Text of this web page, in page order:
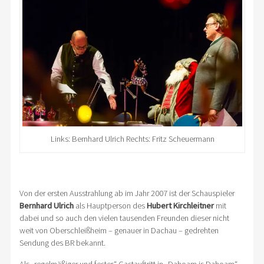
Links: Bernhard Ulrich Rechts: Fritz Scheuermann
Von der ersten Ausstrahlung ab im Jahr 2007 ist der Schauspieler
Bernhard Ulrichals Hauptperson desHubert Kirchleitnermit
dabei und so auch den vielen tausenden Freunden dieser nicht
weit von Oberschleißheim – genauer in Dachau – gedrehten
Sendung des BR bekannt.